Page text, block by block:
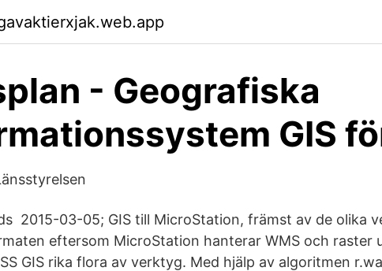
- Geografiska
GIS
2015-03-05; GIS till MicroStation, främst av de olika
eftersom MicroStation hanterar WMS och raster
GIS rika flora av verktyg. Med hjälp av algoritmen